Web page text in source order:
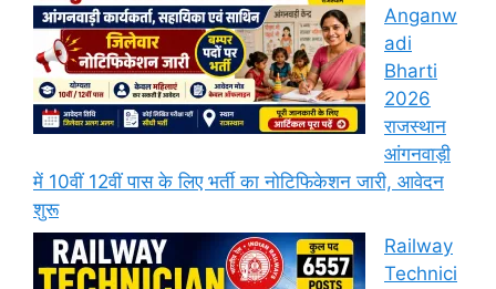
Anganw
adi
Bharti
2026
राजस्थान
आंगनवाड़ी
में 10वीं 12वीं पास के लिए भर्ती का नोटिफिकेशन जारी, आवेदन
शुरू
Railway
Technici